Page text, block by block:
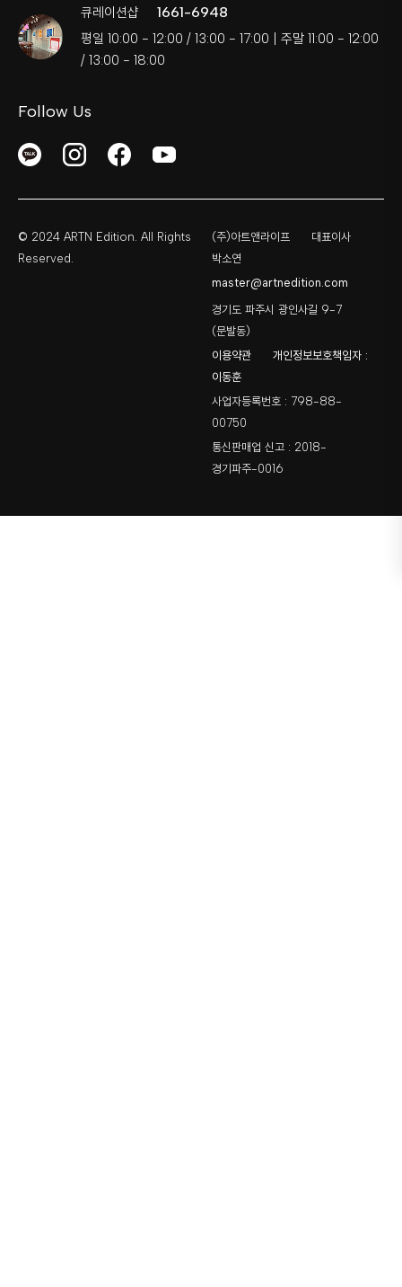
큐레이션샵 1661-6948
평일 10:00 - 12:00 / 13:00 - 17:00 | 주말 11:00 - 12:00
/ 13:00 - 18:00
Follow Us
© 2024 ARTN Edition. All Rights
Reserved.
(주)아트앤라이프
대표이사
박소연
master@artnedition.com
경기도 파주시 광인사길 9-7
(문발동)
이용약관
개인정보보호책임자 :
이동훈
사업자등록번호 : 798-88-
00750
통신판매업 신고 : 2018-
경기파주-0016